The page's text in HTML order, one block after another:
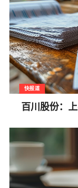
快报道
百川股份：